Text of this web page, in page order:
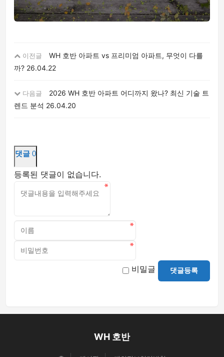
이전글
WH 호반 아파트 vs 프리미엄 아파트, 무엇이 다를
까? 26.04.22
다음글
2026 WH 호반 아파트 어디까지 왔나? 최신 기술 트
렌드 분석 26.04.20
댓글 0
등록된 댓글이 없습니다.
비밀글 댓글등록
WH 호반